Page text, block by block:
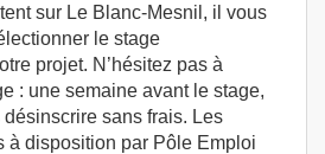
sur Le Blanc-Mesnil, il vous
le stage
projet. N’hésitez pas à
: une semaine avant le stage,
sans frais. Les
à disposition par Pôle Emploi